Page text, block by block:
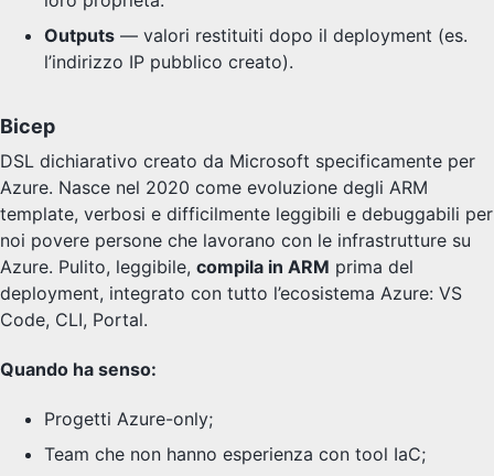
Outputs — valori restituiti dopo il deployment (es.
l’indirizzo IP pubblico creato).
Bicep
DSL dichiarativo creato da Microsoft specificamente per
Azure. Nasce nel 2020 come evoluzione degli ARM
template, verbosi e difficilmente leggibili e debuggabili per
noi povere persone che lavorano con le infrastrutture su
Azure. Pulito, leggibile, compila in ARM prima del
deployment, integrato con tutto l’ecosistema Azure: VS
Code, CLI, Portal.
Quando ha senso:
Progetti Azure-only;
Team che non hanno esperienza con tool IaC;